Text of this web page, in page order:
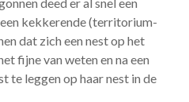
kekkerende (territorium-
dat zich een nest op het
fijne van weten en na een
te leggen op haar nest in de